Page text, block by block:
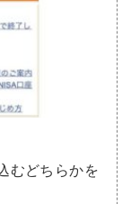
むどちらかを